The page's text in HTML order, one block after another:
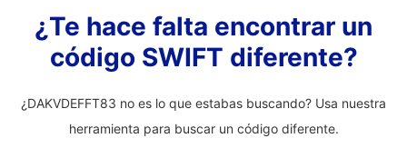
¿Te hace falta encontrar un
código SWIFT diferente?
¿DAKVDEFFT83 no es lo que estabas buscando? Usa nuestra
herramienta para buscar un código diferente.